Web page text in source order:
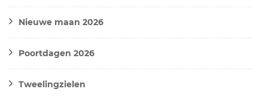
Nieuwe maan 2026
Poortdagen 2026
Tweelingzielen